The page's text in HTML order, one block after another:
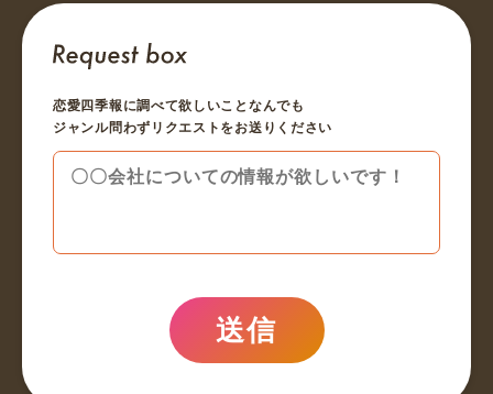
恋愛四季報に調べて欲しいことなんでも
ジャンル問わずリクエストをお送りください
送信